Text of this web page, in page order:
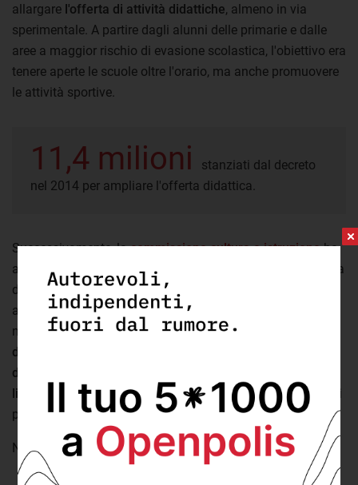
allargare l'offerta di attività didattiche, almeno in via
sperimentale. A partire dagli alunni delle primarie e dalle
aree a maggior rischio di evasione scolastica, l'obiettivo era
tenere aperte le scuole oltre l'orario, ma anche promuovere
le attività sportive.
11,4 milioni
stanziati dal decreto
nel 2014 per ampliare l'offerta didattica.
Successivamente, lacommissione cultura e istruzioneha
avviato un'indagine conoscitiva sulle strategie per ridurre la
dispersione. In questa sede sono state portate
all'attenzione del parlamento diverse istanze. Dalla
necessità di contrastare il fenomenoa partire dalla scuola
dell'infanzia
degli insegnanti
lingua
nell'integrazione dei ragazzi di origine straniera, tra i
più soggetti al fenomeno.
Nel frattempo, come sono andati gli abbandoni in Italia?